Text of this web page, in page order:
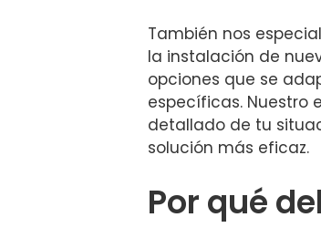
También nos
la instalación de
opciones que se
específicas. Nuestro
detallado de tu
solución más eficaz.
Por qué